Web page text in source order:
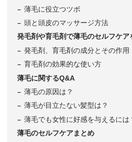
薄毛に役立つツボ
頭と頭皮のマッサージ方法
発毛剤や育毛剤で薄毛のセルフケア
発毛剤、育毛剤の成分とその作用
育毛剤の効果的な使い方
薄毛に関するQ&A
薄毛の原因は？
薄毛が目立たない髪型は？
薄毛でも女性に好感を与えるには
薄毛のセルフケアまとめ